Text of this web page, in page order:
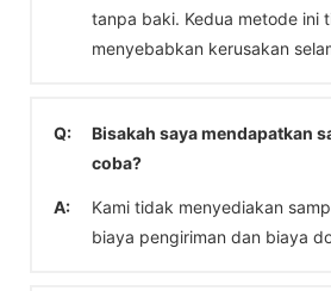
tanpa baki. Kedua metode ini
menyebabkan kerusakan
Q:
Bisakah saya mendapatkan
coba?
A:
Kami tidak menyediakan
biaya pengiriman dan biaya